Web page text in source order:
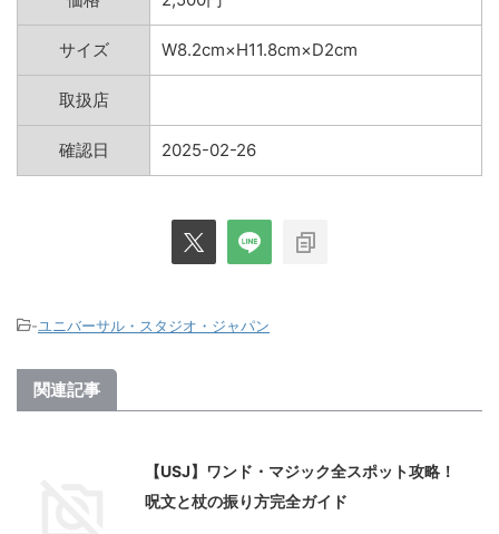
サイズ W8.2cm×H11.8cm×D2cm
取扱店
確認日 2025-02-26
-ユニバーサル・スタジオ・ジャパン
関連記事
【USJ】ワンド・マジック全スポット攻略！
呪文と杖の振り方完全ガイド